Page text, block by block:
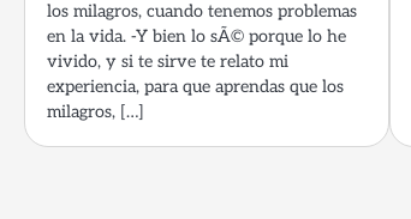
los milagros, cuando tenemos problemas
en la vida. -Y bien lo sÃ© porque lo he
vivido, y si te sirve te relato mi
experiencia, para que aprendas que los
milagros, […]